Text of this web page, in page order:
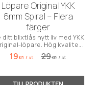
Löpare Original YKK
6mm Spiral – Flera
färger
ditt blixtlås nytt liv med YKK
löpare. Hög kvalitet
för 6mm spirallås.
19 KR / st 29KR / st